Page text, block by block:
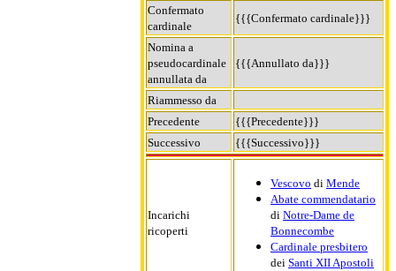
Confermato
cardinale
{{{Confermato cardinale}}}
Nomina a
pseudocardinale
annullata da
{{{Annullato da}}}
Riammesso da
Precedente
{{{Precedente}}}
Successivo
{{{Successivo}}}
Incarichi
ricoperti
Vescovo di Mende
Abate commendatario
di Notre-Dame de
Bonnecombe
Cardinale presbitero
dei Santi XII Apostoli